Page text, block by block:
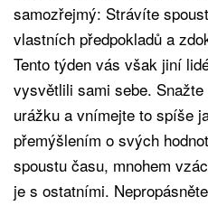
samozřejmý: Strávíte
vlastních předpokladů a
Tento týden vás však jiní
vysvětlili sami sebe.
urážku a vnímejte to spíše
přemýšlením o svých
spoustu času, mnohem
je s ostatními.